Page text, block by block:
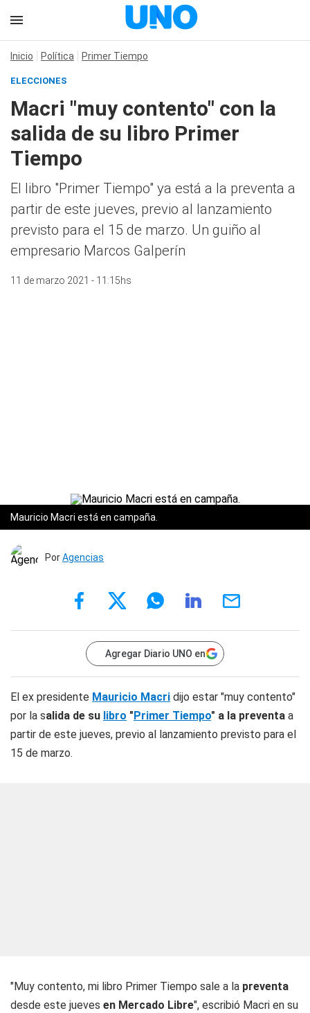
Inicio Política Primer Tiempo
ELECCIONES
Macri "muy contento" con la
salida de su libro Primer
Tiempo
El libro "Primer Tiempo" ya está a la preventa a
partir de este jueves, previo al lanzamiento
previsto para el 15 de marzo. Un guiño al
empresario Marcos Galperín
11 de marzo 2021 - 11:15hs
Mauricio Macri está en campaña.
PorAgencias
Agregar Diario UNO en
El ex presidente Mauricio Macri dijo estar "muy contento"
por la salida de su libro "Primer Tiempo" a la preventa a
partir de este jueves, previo al lanzamiento previsto para el
15 de marzo.
"Muy contento, mi libro Primer Tiempo sale a la preventa
desde este jueves en Mercado Libre", escribió Macri en su